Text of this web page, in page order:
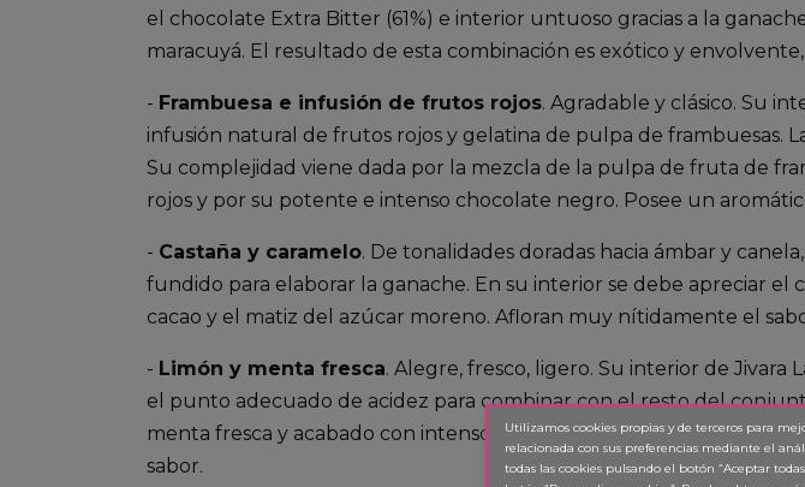
el chocolate Extra Bitter (61%) e interior untuoso gracias a la
maracuyá. El resultado de esta combinación es exótico y
- Frambuesa e infusión de frutos rojos. Agradable y clásico. Su
infusión natural de frutos rojos y gelatina de pulpa de frambuesas.
Su complejidad viene dada por la mezcla de la pulpa de fruta de
rojos y por su potente e intenso chocolate negro. Posee un
- Castaña y caramelo. De tonalidades doradas hacia ámbar y
fundido para elaborar la ganache. En su interior se debe apreciar el
cacao y el matiz del azúcar moreno. Afloran muy nítidamente el
- Limón y menta fresca. Alegre, fresco, ligero. Su interior de
el punto adecuado de acidez para combinar con el resto del
menta fresca y acabado con intenso chocolate negro Extra Bitter
sabor.
Utilizamos cookies propias y de terceros para
relacionada con sus preferencias mediante el
todas las cookies pulsando el botón “Aceptar